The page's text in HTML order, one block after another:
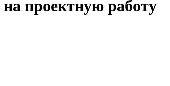
проектную работу